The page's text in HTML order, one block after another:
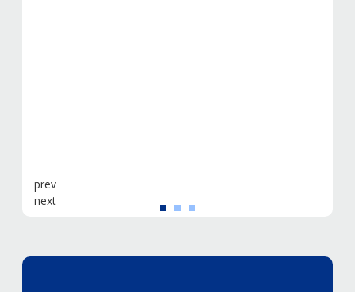
prev
next